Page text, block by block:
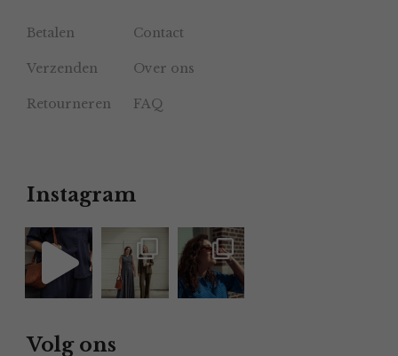
Betalen Contact
Verzenden Over ons
Retourneren FAQ
Instagram
Volg ons